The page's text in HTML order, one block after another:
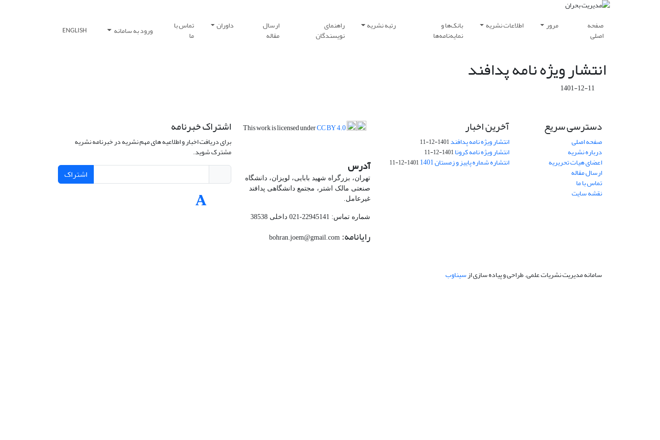
صفحه
اصلی
مرور اطلاعات نشریه بانک‌ها و
نمایه‌نامه‌ها
رتبه نشریه راهنمای
نویسندگان
ارسال
مقاله
داوران تماس با
ما ورود به سامانه ENGLISH
انتشار ویژه نامه پدافند
1401-12-11
دسترسی سریع
صفحه اصلی
درباره نشریه
اعضای هیات تحریریه
ارسال مقاله
تماس با ما
نقشه سایت
آخرین اخبار
انتشار ویژه نامه پدافند1401-12-11
انتشار ویژه نامه کرونا1401-12-11
انتشاره شماره پاییز و زمستان 1401 1401-12-11
This work is licensed underCC BY 4.0
آدرس
تهران، بزرگراه شهید بابایی، لویزان، دانشگاه
صنعتی مالک اشتر، مجتمع دانشگاهی پدافند
غیرعامل.
شماره تماس: 22945141-021 داخلی 38538
رایانامه:
اشتراک خبرنامه
برای دریافت اخبار و اطلاعیه های مهم نشریه در خبرنامه نشریه
مشترک شوید.
اشتراک
سامانه مدیریت نشریات علمی.طراحی و پیاده سازی ازسیناوب